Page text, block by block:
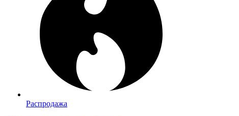
Распродажа